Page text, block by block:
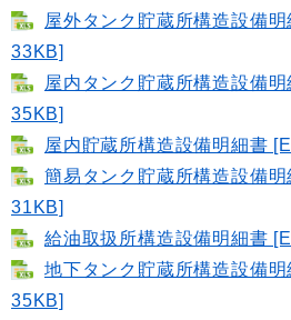
屋外タンク貯蔵所構造設備
33KB]
屋内タンク貯蔵所構造設備
35KB]
屋内貯蔵所構造設備明細書
簡易タンク貯蔵所構造設備
31KB]
給油取扱所構造設備明細書
地下タンク貯蔵所構造設備
35KB]